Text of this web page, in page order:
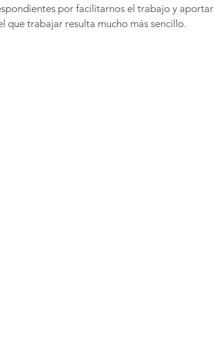
por facilitarnos el trabajo y aportar
que trabajar resulta mucho más sencillo.